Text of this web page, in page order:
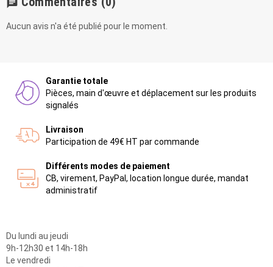
chat
Aucun avis n'a été publié pour le moment.
Garantie totale
Pièces, main d'œuvre et déplacement sur les produits
signalés
Livraison
Participation de 49€ HT par commande
Différents modes de paiement
CB, virement, PayPal, location longue durée, mandat
administratif
Du lundi au jeudi
9h-12h30 et 14h-18h
Le vendredi